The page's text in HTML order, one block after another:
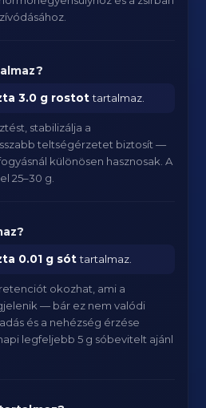
3.0 g rostottartalmaz.
stabilizálja a
teltségérzetet biztosít —
különösen hasznosak. A
25–30 g.
0.01 g sóttartalmaz.
okozhat, ami a
— bár ez nem valódi
és a nehézség érzése
legfeljebb 5 g sóbevitelt ajánl